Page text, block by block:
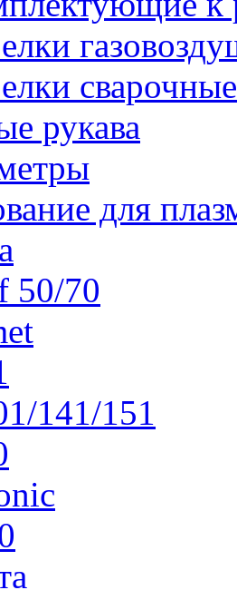
сварочные
рукава
для
50/70
141/151